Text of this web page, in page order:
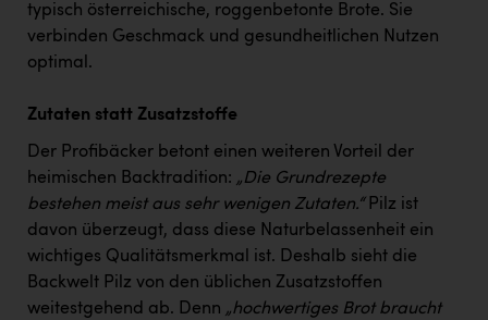
typisch österreichische, roggenbetonte Brote. Sie
verbinden Geschmack und gesundheitlichen Nutzen
optimal.
Zutaten statt Zusatzstoffe
Der Profibäcker betont einen weiteren Vorteil der
heimischen Backtradition: „Die Grundrezepte
bestehen meist aus sehr wenigen Zutaten.“Pilz ist
davon überzeugt, dass diese Naturbelassenheit ein
wichtiges Qualitätsmerkmal ist. Deshalb sieht die
Backwelt Pilz von den üblichen Zusatzstoffen
weitestgehend ab. Denn „hochwertiges Brot braucht